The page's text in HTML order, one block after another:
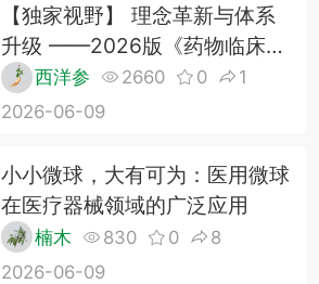
【独家视野】 理念革新与体系
升级 ——2026版《药物临床试
验质量管理规范》深度解读
西洋参 2660 0
1
2026-06-09
小小微球，大有可为：医用微球
在医疗器械领域的广泛应用
楠木 830 0
8
2026-06-09